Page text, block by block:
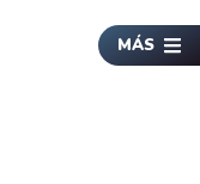
MÁS